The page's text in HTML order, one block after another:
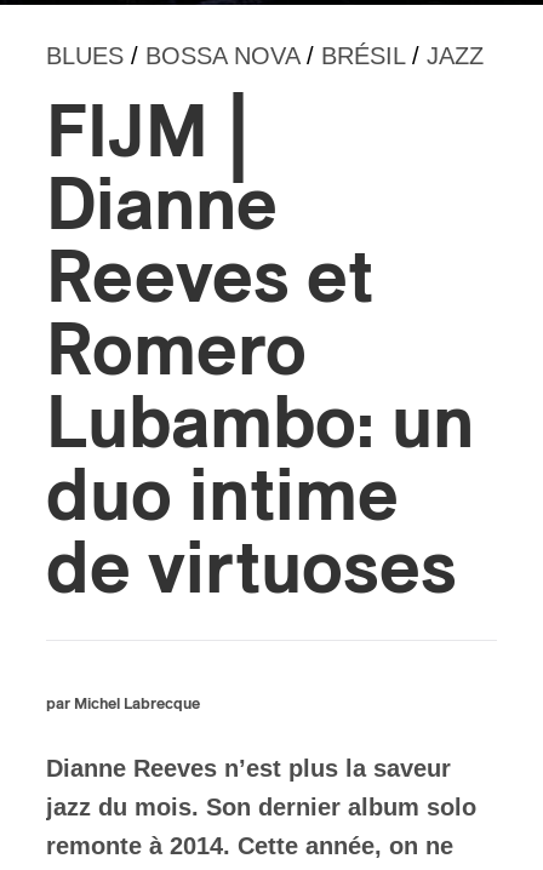
BLUES / BOSSA NOVA/ BRÉSIL/ JAZZ
FIJM |
Dianne
Reeves et
Romero
Lubambo: un
duo intime
de virtuoses
par Michel Labrecque
Dianne Reeves n’est plus la saveur
jazz du mois. Son dernier album solo
remonte à 2014. Cette année, on ne